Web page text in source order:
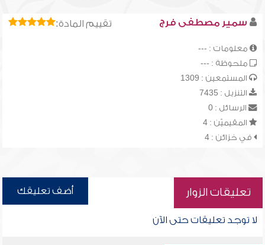
تقييم المادة: سمير مصطفى فرج
معلومات : ---
ملحوظة : ---
المستمعين : 1309
التنزيل : 7435
الرسائل : 0
المقيميّن : 4
في خزائن : 4
تعليقات الزوار أضف تعليقك
لا توجد تعليقات حتى الآن